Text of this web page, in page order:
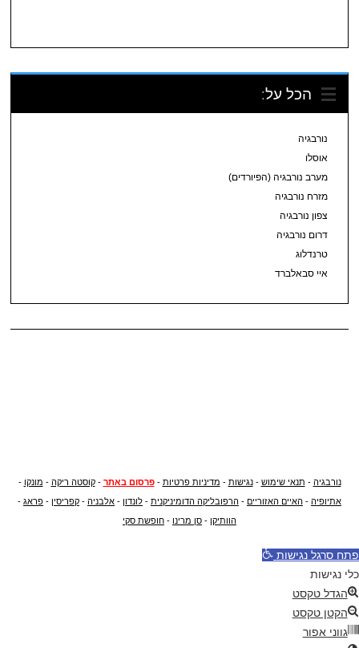
הכל על:
נורבגיה
אוסלו
מערב נורבגיה (הפיורדים)
מזרח נורבגיה
צפון נורבגיה
דרום נורבגיה
טרנדלוג
איי סבאלברד
נורבגיה - תנאי שימוש -נגישות - מדיניות פרטיות -פרסום באתר -קוסטה ריקה - מונקו -
אתיופיה - האיים האזוריים - הרפובליקה הדומיניקנית - לונדון - אלבניה - קפריסין - פראג -
הוותיקן - סן מרינו - חופשת סקי
פתח סרגל נגישות
כלי נגישות
הגדל טקסט
הקטן טקסט
גווני אפור